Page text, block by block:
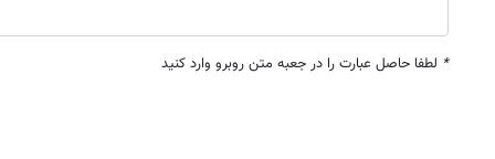
* لطفا حاصل عبارت را در جعبه متن روبرو وارد کنید